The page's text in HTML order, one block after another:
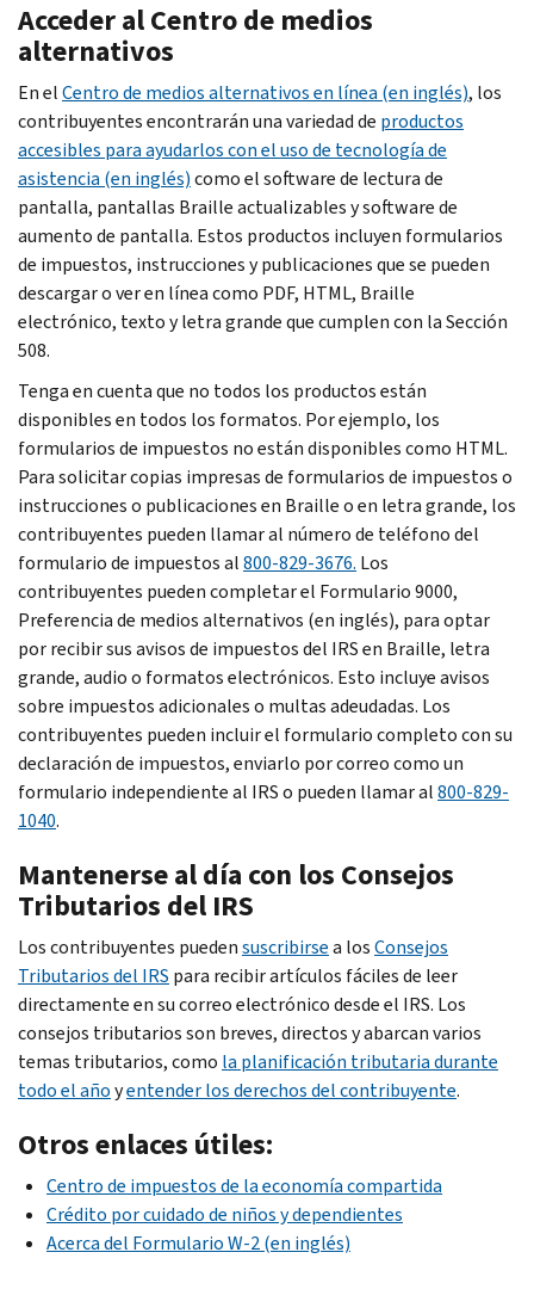
Acceder al Centro de medios
alternativos
En elCentro de medios alternativos en línea (en inglés), los
contribuyentes encontrarán una variedad de productos
accesibles para ayudarlos con el uso de tecnología de
asistencia (en inglés)como el software de lectura de
pantalla, pantallas Brailleactualizables y software de
aumento de pantalla. Estos productos incluyen formularios
de impuestos, instrucciones y publicaciones que se pueden
descargar o ver en línea como PDF, HTML, Braille
electrónico, texto y letra grande que cumplen con la Sección
508.
Tenga en cuenta que no todos los productos están
disponibles en todos los formatos. Por ejemplo, los
formularios de impuestos no están disponibles como HTML.
Para solicitar copias impresas de formularios de impuestos o
instrucciones o publicaciones en Braille o en letra grande, los
contribuyentes pueden llamar al número de teléfono del
formulario de impuestos al800-829-3676. Los
contribuyentes pueden completar el Formulario 9000,
Preferencia de medios alternativos (en inglés), para optar
por recibir sus avisos de impuestos del IRS en Braille, letra
grande, audio o formatos electrónicos. Esto incluye avisos
sobre impuestos adicionales o multas adeudadas. Los
contribuyentes pueden incluir el formulario completo con su
declaración de impuestos, enviarlo por correo como un
formulario independiente al IRS o pueden llamar al800-829-
1040.
Mantenerse al día con los Consejos
Tributarios del IRS
Los contribuyentes puedensuscribirsea losConsejos
Tributarios del IRS para recibir artículos fáciles de leer
directamente en su correo electrónico desde el IRS. Los
consejos tributarios son breves, directos y abarcan varios
temas tributarios, como la planificación tributaria durante
todo el añoyentender los derechos del contribuyente.
Otros enlaces útiles:
Centro de impuestos de la economía compartida
Crédito por cuidado de niños y dependientes
Acerca del Formulario W-2 (en inglés)